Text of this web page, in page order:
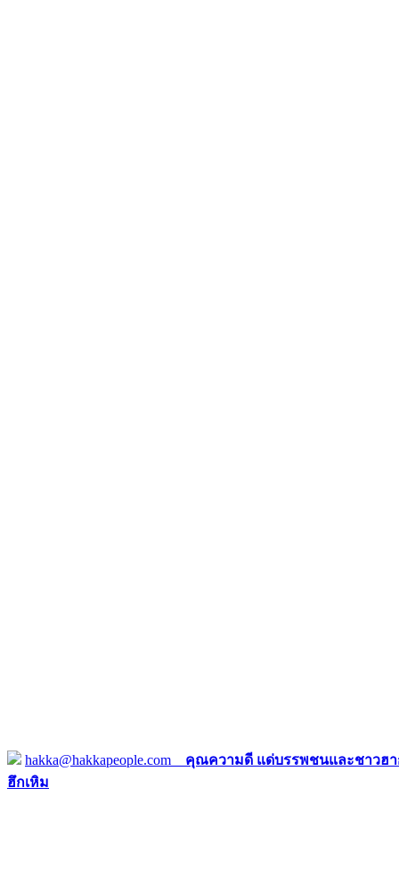
hakka@hakkapeople.com คุณความดี แด่บรรพชนและชาวฮ
ฮึกเหิม